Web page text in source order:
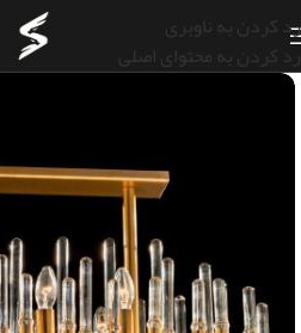
رد کردن به ناوبری
رد کردن به محتوای اصلی